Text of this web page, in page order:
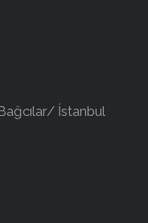
İstanbul